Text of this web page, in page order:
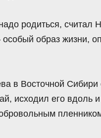
родиться, считал
особый образ жизни,
в Восточной Сибири
исходил его вдоль